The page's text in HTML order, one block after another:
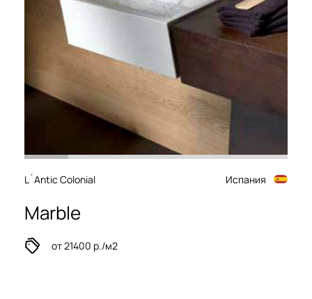
L´Antic Colonial Испания
Marble
от 21400 р./м2